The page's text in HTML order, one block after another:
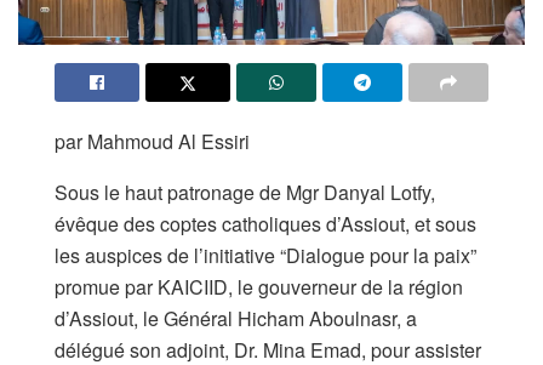
par Mahmoud Al Essiri
Sous le haut patronage de Mgr Danyal Lotfy,
évêque des coptes catholiques d’Assiout, et sous
les auspices de l’initiative “Dialogue pour la paix”
promue par KAICIID, le gouverneur de la région
d’Assiout, le Général Hicham Aboulnasr, a
délégué son adjoint, Dr. Mina Emad, pour assister